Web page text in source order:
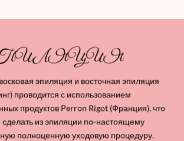
эпиляция и восточная эпиляция
проводится с использованием
продуктов Perron Rigot (Франция), что
сделать из эпиляции по-настоящему
полноценную уходовую процедуру.